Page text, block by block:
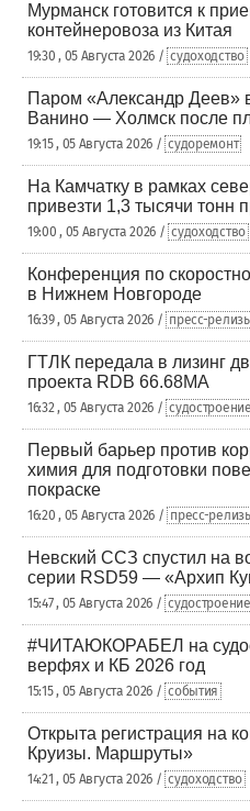
Мурманск готовится к
контейнеровоза из Китая
19:30 , 05 Августа 2026 / судоходство
Паром «Александр Деев»
Ванино — Холмск после
19:15 , 05 Августа 2026 / судоремонт
На Камчатку в рамках
привезти 1,3 тысячи тонн
19:00 , 05 Августа 2026 / судоходство
Конференция по
в Нижнем Новгороде
16:39 , 05 Августа 2026 / пресс-
ГТЛК передала в лизинг
проекта RDB 66.68МА
16:32 , 05 Августа 2026 / судостроение
Первый барьер против
химия для подготовки
покраске
16:20 , 05 Августа 2026 / пресс-
Невский ССЗ спустил на
серии RSD59 — «Архип
15:47 , 05 Августа 2026 / судостроение
#ЧИТАЮКОРАБЕЛ на
верфях и КБ 2026 год
15:15 , 05 Августа 2026 / события
Открыта регистрация на
Круизы. Маршруты»
14:21 , 05 Августа 2026 / судоходство